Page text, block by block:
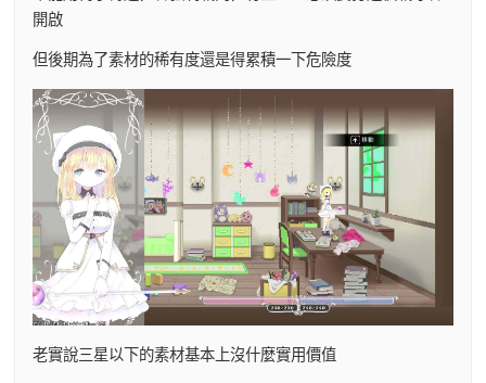
開啟
但後期為了素材的稀有度還是得累積一下危險度
老實說三星以下的素材基本上沒什麼實用價值